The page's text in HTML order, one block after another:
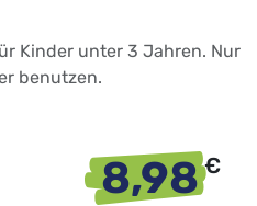
Kinder unter 3 Jahren. Nur
benutzen.
8,98€